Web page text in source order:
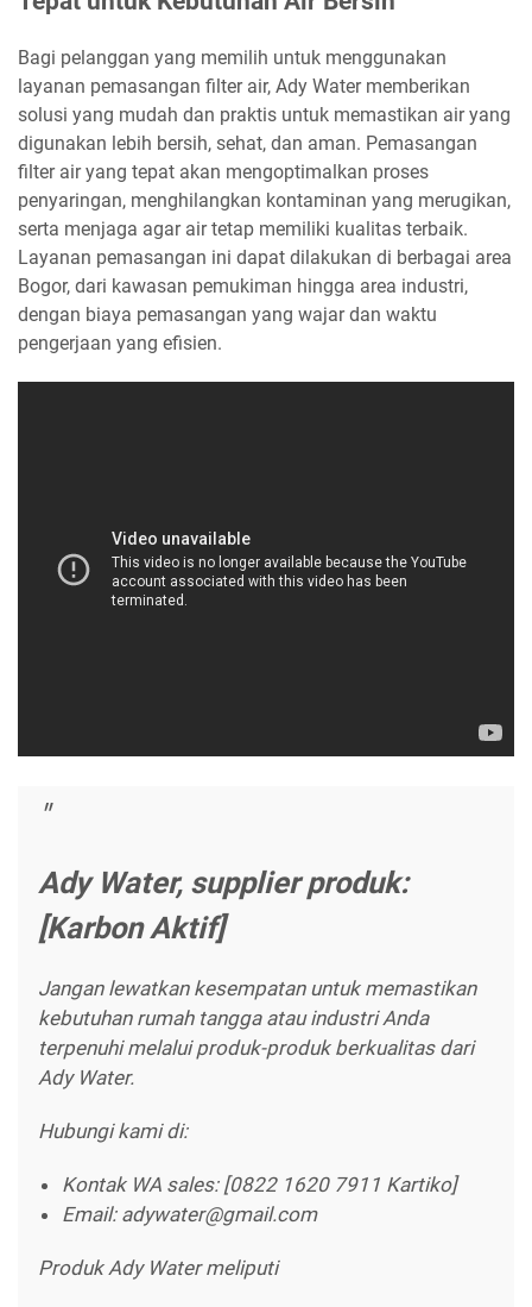
Bagi pelanggan yang memilih untuk menggunakan
layanan pemasangan filter air, Ady Water memberikan
solusi yang mudah dan praktis untuk memastikan air yang
digunakan lebih bersih, sehat, dan aman. Pemasangan
filter air yang tepat akan mengoptimalkan proses
penyaringan, menghilangkan kontaminan yang merugikan,
serta menjaga agar air tetap memiliki kualitas terbaik.
Layanan pemasangan ini dapat dilakukan di berbagai area
Bogor, dari kawasan pemukiman hingga area industri,
dengan biaya pemasangan yang wajar dan waktu
pengerjaan yang efisien.
Ady Water, supplier produk:
[Karbon Aktif]
Jangan lewatkan kesempatan untuk memastikan
kebutuhan rumah tangga atau industri Anda
terpenuhi melalui produk-produk berkualitas dari
Ady Water.
Hubungi kami di:
Kontak WA sales: [0822 1620 7911 Kartiko]
Email: adywater@gmail.com
Produk Ady Water meliputi